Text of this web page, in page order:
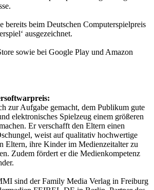
bereits beim Deutschen Computerspielpreis
ausgezeichnet.
sowie bei Google Play und Amazon
zur Aufgabe gemacht, dem Publikum gute
elektronisches Spielzeug einem größeren
Er verschafft den Eltern einen
weist auf qualitativ hochwertige
Eltern, ihre Kinder im Medienzeitalter zu
Zudem fördert er die Medienkompetenz
sind der Family Media Verlag in Freiburg